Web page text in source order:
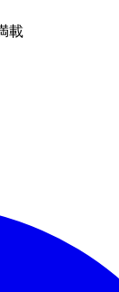
載